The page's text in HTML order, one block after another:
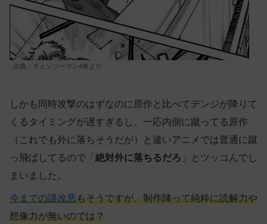
出典：チェンソーマン4巻より
しかも同時攻撃のはずなのに原作と比べてデンジが降りて
くるタイミングが遅すぎるし、一応内側に蹴ってる原作
（これでも外に落ちそうだが）と違いアニメでは普通に蹴
っ飛ばしてるので「 絶対外に落ちるだろ 」とツッコんでし
まいました。
今までの謎改悪もそうですが、制作陣って純粋に読解力や
想像力が無いのでは？